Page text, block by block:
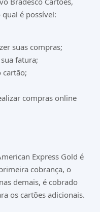
qual é possível:
suas compras;
fatura;
cartão;
compras online
Express Gold é
cobrança, o
demais, é cobrado
os cartões adicionais.